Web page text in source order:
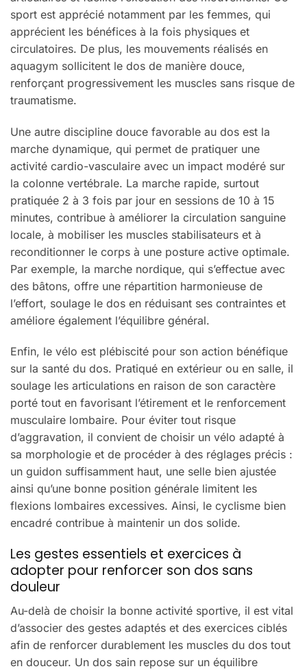
sport est apprécié notamment par les femmes, qui
apprécient les bénéfices à la fois physiques et
circulatoires. De plus, les mouvements réalisés en
aquagym sollicitent le dos de manière douce,
renforçant progressivement les muscles sans risque de
traumatisme.
Une autre discipline douce favorable au dos est la
marche dynamique, qui permet de pratiquer une
activité cardio-vasculaire avec un impact modéré sur
la colonne vertébrale. La marche rapide, surtout
pratiquée 2 à 3 fois par jour en sessions de 10 à 15
minutes, contribue à améliorer la circulation sanguine
locale, à mobiliser les muscles stabilisateurs et à
reconditionner le corps à une posture active optimale.
Par exemple, la marche nordique, qui s’effectue avec
des bâtons, offre une répartition harmonieuse de
l’effort, soulage le dos en réduisant ses contraintes et
améliore également l’équilibre général.
Enfin, le vélo est plébiscité pour son action bénéfique
sur la santé du dos. Pratiqué en extérieur ou en salle, il
soulage les articulations en raison de son caractère
porté tout en favorisant l’étirement et le renforcement
musculaire lombaire. Pour éviter tout risque
d’aggravation, il convient de choisir un vélo adapté à
sa morphologie et de procéder à des réglages précis :
un guidon suffisamment haut, une selle bien ajustée
ainsi qu’une bonne position générale limitent les
flexions lombaires excessives. Ainsi, le cyclisme bien
encadré contribue à maintenir un dos solide.
Les gestes essentiels et exercices à
adopter pour renforcer son dos sans
douleur
Au-delà de choisir la bonne activité sportive, il est vital
d’associer des gestes adaptés et des exercices ciblés
afin de renforcer durablement les muscles du dos tout
en douceur. Un dos sain repose sur un équilibre